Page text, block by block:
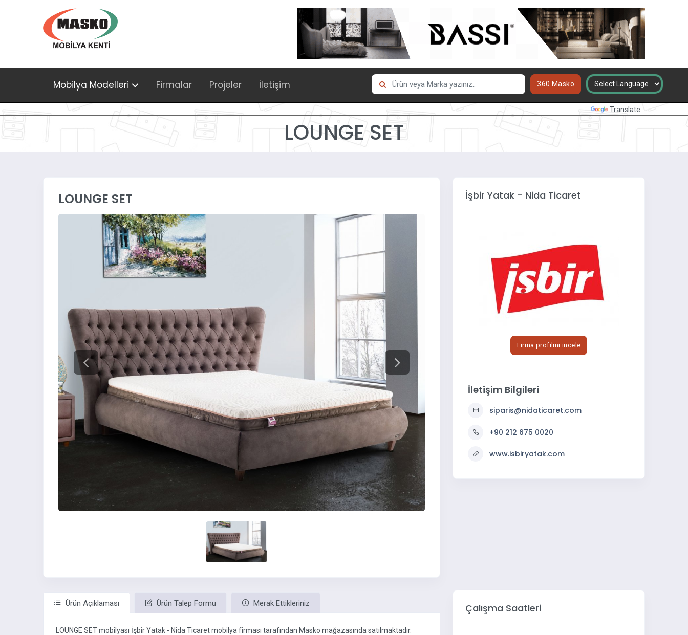
Mobilya Modelleri Firmalar Projeler İletişim
Translate
360 Masko
LOUNGE SET
LOUNGE SET İşbir Yatak - Nida Ticaret
Firma profilini incele
İletişim Bilgileri
siparis@nidaticaret.com
+90 212 675 0020
www.isbiryatak.com
Ürün Açıklaması Ürün Talep Formu Merak Ettikleriniz
LOUNGE SET mobilyası İşbir Yatak - Nida Ticaret mobilya firması tarafından Masko mağazasında satılmaktadır.
Çalışma Saatleri